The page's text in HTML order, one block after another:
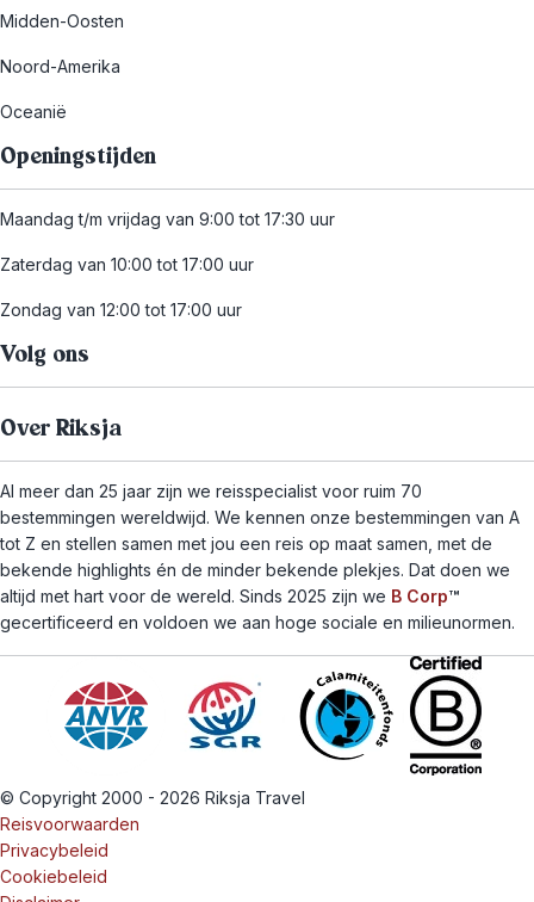
Midden-Oosten
Noord-Amerika
Oceanië
Openingstijden
Maandag t/m vrijdag van 9:00 tot 17:30 uur
Zaterdag van 10:00 tot 17:00 uur
Zondag van 12:00 tot 17:00 uur
Volg ons
Over Riksja
Al meer dan 25 jaar zijn we reisspecialist voor ruim 70
bestemmingen wereldwijd. We kennen onze bestemmingen van A
tot Z en stellen samen met jou een reis op maat samen, met de
bekende highlights én de minder bekende plekjes. Dat doen we
altijd met hart voor de wereld. Sinds 2025 zijn we B Corp™
gecertificeerd en voldoen we aan hoge sociale en milieunormen.
© Copyright 2000 - 2026 Riksja Travel
Reisvoorwaarden
Privacybeleid
Cookiebeleid